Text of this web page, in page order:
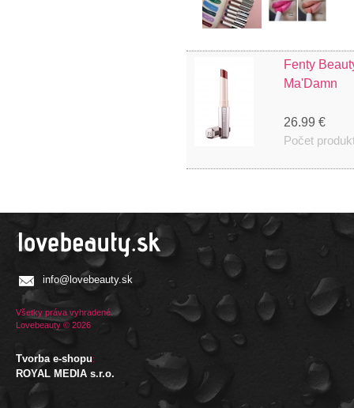
Fenty
Ma'Damn
26.99 €
Počet
info@lovebeauty.sk
Všetky práva vyhradené.
Lovebeauty © 2026
Tvorba e-shopu:
ROYAL MEDIA s.r.o.